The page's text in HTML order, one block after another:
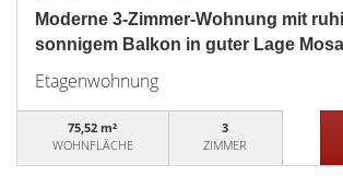
Moderne 3-Zimmer-Wohnung mit
sonnigem Balkon in guter Lage
Etagenwohnung
75,52 m²
WOHNFLÄCHE
3
ZIMMER